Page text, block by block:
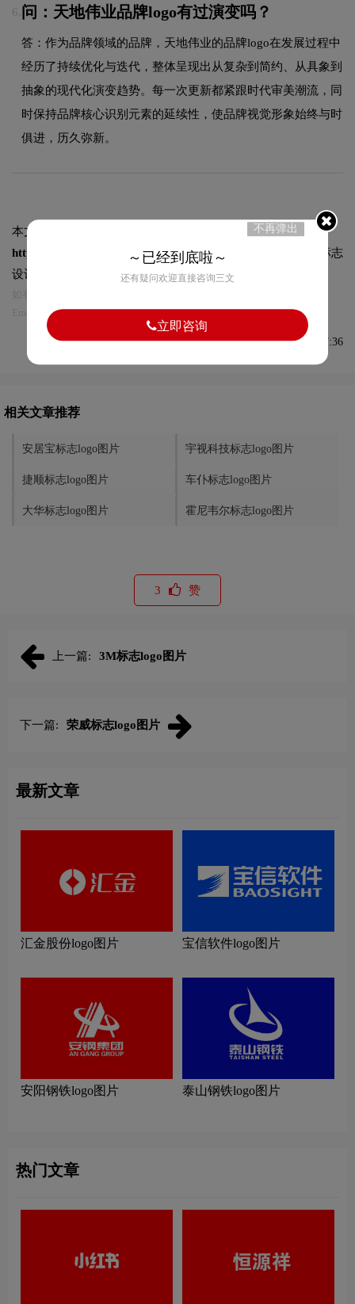
6. 问：天地伟业品牌logo有过演变吗？
答：作为品牌领域的品牌，天地伟业的品牌logo在发展过程中
经历了持续优化与迭代，整体呈现出从复杂到简约、从具象到
抽象的现代化演变趋势。每一次更新都紧跟时代审美潮流，同
时保持品牌核心识别元素的延续性，使品牌视觉形象始终与时
俱进，历久弥新。
本文标题和链接
https://logo9.net/works/9865.html 转载时请注明出处为诗宸标志
设计及本链接!
Email:75696531@qq.com，我们将第一时间安排删除。
发布于2022-10-01 08:27:36
相关文章推荐
安居宝标志logo图片 宇视科技标志logo图片
捷顺标志logo图片 车仆标志logo图片
大华标志logo图片 霍尼韦尔标志logo图片
3 赞
上一篇: 3M标志logo图片
下一篇: 荣威标志logo图片
最新文章
汇金股份logo图片 宝信软件logo图片
安阳钢铁logo图片 泰山钢铁logo图片
热门文章
不再弹出
～已经到底啦～
还有疑问欢迎直接咨询三文
立即咨询